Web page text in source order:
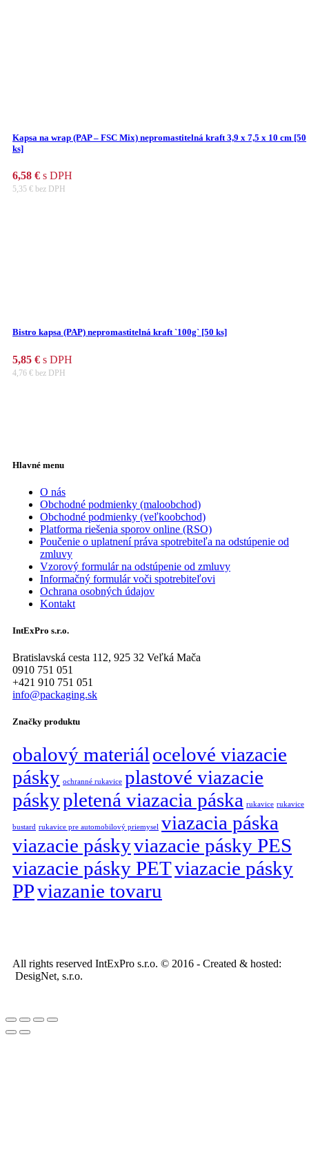
Kapsa na wrap (PAP – FSC Mix) nepromastitelná kraft 3,9 x 7,5 x 10 cm [50
ks]
6,58 € s DPH
5,35 € bez DPH
Bistro kapsa (PAP) nepromastitelná kraft `100g` [50 ks]
5,85 € s DPH
4,76 € bez DPH
Hlavné menu
O nás
Obchodné podmienky (maloobchod)
Obchodné podmienky (veľkoobchod)
Platforma riešenia sporov online (RSO)
Poučenie o uplatnení práva spotrebiteľa na odstúpenie od
zmluvy
Vzorový formulár na odstúpenie od zmluvy
Informačný formulár voči spotrebiteľovi
Ochrana osobných údajov
Kontakt
IntExPro s.r.o.
Bratislavská cesta 112, 925 32 Veľká Mača
0910 751 051
+421 910 751 051
info@packaging.sk
Značky produktu
obalový materiál ocelové viazacie
pásky ochranné rukavice plastové viazacie
páskypletená viazacia páska rukavice rukavice
bustard rukavice pre automobilový priemysel viazacia páska
viazacie páskyviazacie pásky PES
viazacie pásky PETviazacie pásky
PPviazanie tovaru
All rights reserved IntExPro s.r.o. © 2016 - Created & hosted:
DesigNet, s.r.o.